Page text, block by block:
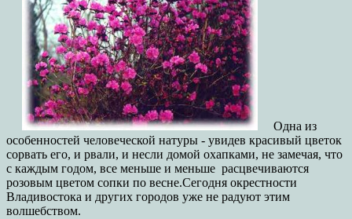
Одна из
особенностей человеческой натуры - увидев красивый цветок
сорвать его, и рвали, и несли домой охапками, не замечая, что
с каждым годом, все меньше и меньше расцвечиваются
розовым цветом сопки по весне.Сегодня окрестности
Владивостока и других городов уже не радуют этим
волшебством.